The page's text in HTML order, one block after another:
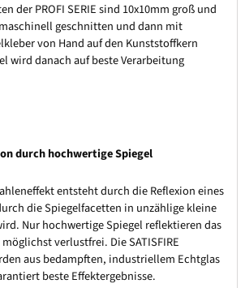
der PROFI SERIE sind 10x10mm groß und
geschnitten und dann mit
von Hand auf den Kunststoffkern
wird danach auf beste Verarbeitung
durch hochwertige Spiegel
entsteht durch die Reflexion eines
die Spiegelfacetten in unzählige kleine
Nur hochwertige Spiegel reflektieren das
verlustfrei. Die SATISFIRE
aus bedampften, industriellem Echtglas
beste Effektergebnisse.